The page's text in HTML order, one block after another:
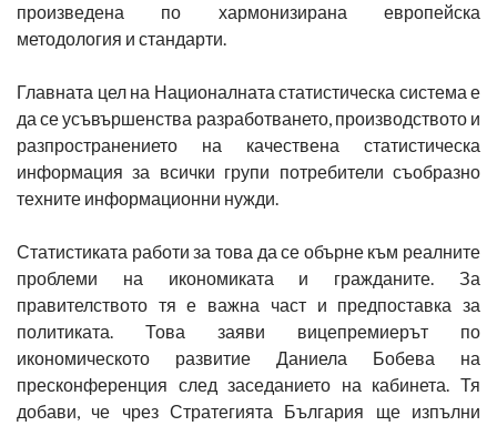
произведена по хармонизирана европейска
методология и стандарти.
Главната цел на Националната статистическа система е
да се усъвършенства разработването, производството и
разпространението на качествена статистическа
информация за всички групи потребители съобразно
техните информационни нужди.
Статистиката работи за това да се обърне към реалните
проблеми на икономиката и гражданите. За
правителството тя е важна част и предпоставка за
политиката. Това заяви вицепремиерът по
икономическото развитие Даниела Бобева на
пресконференция след заседанието на кабинета. Тя
добави, че чрез Стратегията България ще изпълни